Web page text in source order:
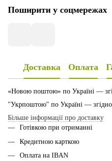
Поширити у соцмережах
Доставка Оплата
«Новою поштою» по Україні —
"Укрпоштою" по Україні — згідно
Більше інформації про доставку
Готівкою при отриманні
Кредитною карткою
Оплата на IBAN